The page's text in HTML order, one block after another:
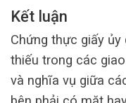
Kết luận
Chứng thực giấy
thiếu trong các
và nghĩa vụ giữa